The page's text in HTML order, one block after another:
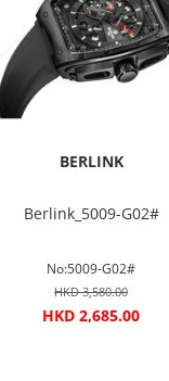
BERLINK
Berlink_5009-G02#
No:5009-G02#
HKD 3,580.00
HKD 2,685.00